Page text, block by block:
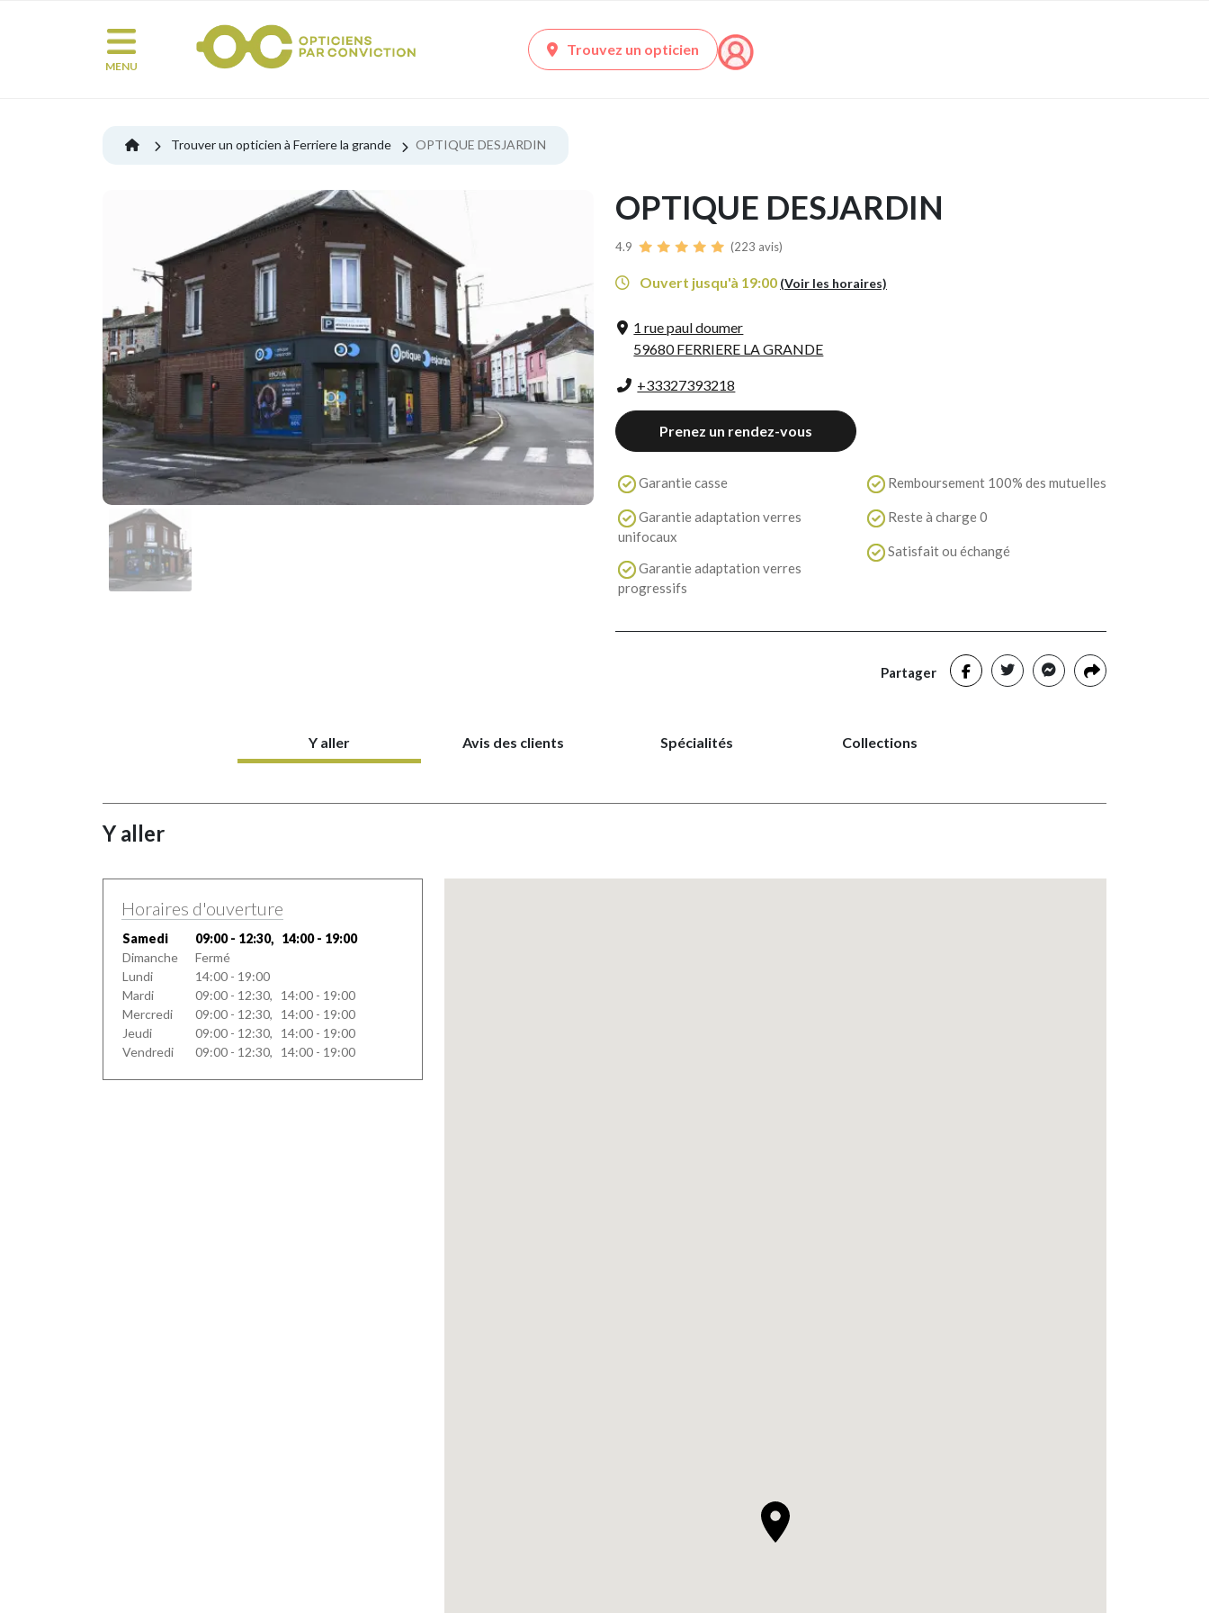
MENU
Trouvez un opticien
Trouver un opticien à Ferriere la grande OPTIQUE DESJARDIN
OPTIQUE DESJARDIN
4.9 (223 avis)
Ouvert jusqu'à 19:00 (Voir les horaires)
1 rue paul doumer
59680 FERRIERE LA GRANDE
+33327393218
Prenez un rendez-vous
Garantie casse
Garantie adaptation verres
unifocaux
Garantie adaptation verres
progressifs
Remboursement 100% des mutuelles
Reste à charge 0
Satisfait ou échangé
Partager
Y aller Avis des clients Spécialités Collections
Y aller
Horaires d'ouverture
Samedi
09:00 - 12:30, 14:00 - 19:00
Dimanche
Fermé
Lundi
14:00 - 19:00
Mardi
09:00 - 12:30, 14:00 - 19:00
Mercredi
09:00 - 12:30, 14:00 - 19:00
Jeudi
09:00 - 12:30, 14:00 - 19:00
Vendredi
09:00 - 12:30, 14:00 - 19:00